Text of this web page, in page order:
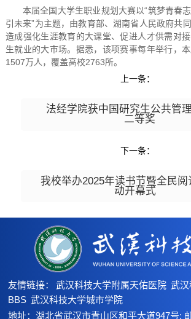
本届全国大学生职业规划大赛以“筑梦青春
引未来”为主题，由教育部、湖南省人民政府共
造成强化生涯教育的大课堂、促进人才供需对
生就业的大市场。据悉，该项赛事每年举行，
1507万人，覆盖高校2763所。
上一条：
法经学院获中国研究生公共管
二等奖
下一条：
我校举办2025年读书节暨全民阅
动开幕式
友情链接： 武汉科技大学附属天佑医院 武
BBS 武汉科技大学城市学院
地址：湖北省武汉市青山区和平大道947号;